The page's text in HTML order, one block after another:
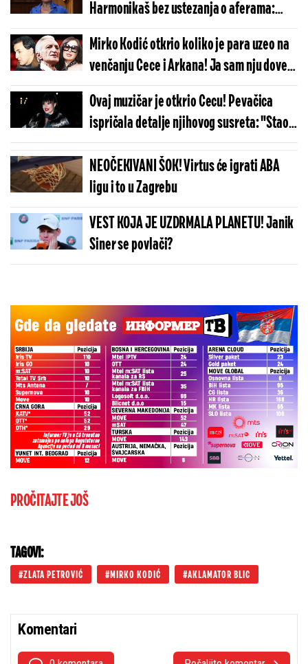
Harmonikaš bez ustezanja o aferama:
"Imao sam prijateljice iz svih branši"
Mirko Kodić otkrio koliko je para uzeo na
venčanju Cece i Arkana! Ja sam nju doveo
u Beograd, on je to znao da ceni
Ovaj muzičar je otkrio Cecu! Pevačica
ispričala detalje njihovog susreta: "Stao
je iza mene kada je bilo najbitnije"
NEOČEKIVANI ŠOK! Virtus će igrati ABA
ligu i to u Zagrebu
VEST KOJA JE UZDRMALA PLANETU! Janik
Siner se povlači?
PROČITAJTE JOŠ
TAGOVI:
ZLATA PETROVIĆ MIRKO KODIĆ AKLAMATOR BLIC
Komentari